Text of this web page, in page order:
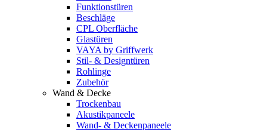
Funktionstüren
Beschläge
CPL Oberfläche
Glastüren
VAYA by Griffwerk
Stil- & Designtüren
Rohlinge
Zubehör
Wand & Decke
Trockenbau
Akustikpaneele
Wand- & Deckenpaneele